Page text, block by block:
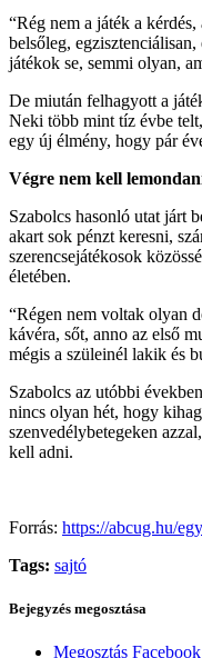
“Rég nem a játék a
belsőleg,
játékok se, semmi olyan,
De miután felhagyott a
Neki több mint tíz évbe
egy új élmény, hogy pár
Végre nem kell
Szabolcs hasonló utat járt
akart sok pénzt keresni,
szerencsejátékosok
életében.
“Régen nem voltak olyan
kávéra, sőt, anno az első
mégis a szüleinél lakik és
Szabolcs az utóbbi
nincs olyan hét, hogy
szenvedélybetegeken
kell adni.
Forrás: https://abcug.hu/
Tags: sajtó
Bejegyzés megosztása
Megosztás Facebook